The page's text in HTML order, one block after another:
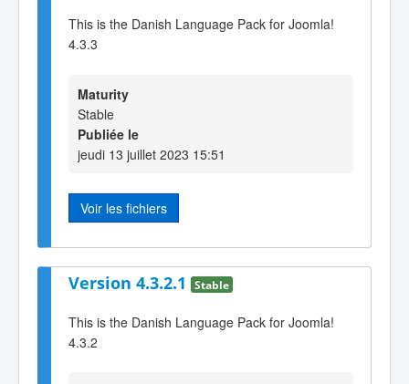
This is the Danish Language Pack for Joomla!
4.3.3
Maturity
Stable
Publiée le
jeudi 13 juillet 2023 15:51
Voir les fichiers
Version 4.3.2.1 Stable
This is the Danish Language Pack for Joomla!
4.3.2